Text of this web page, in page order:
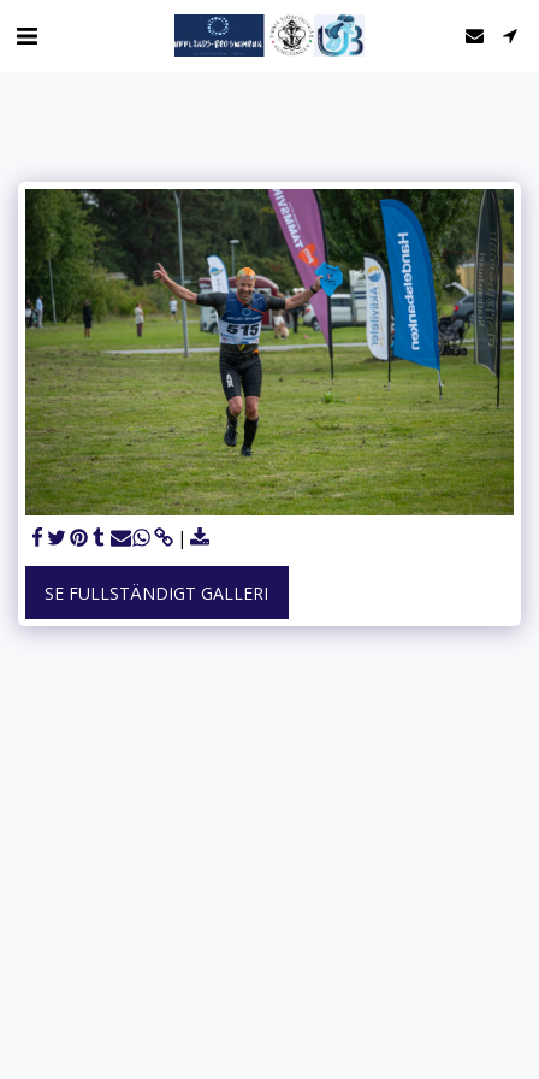
SE FULLSTÄNDIGT GALLERI